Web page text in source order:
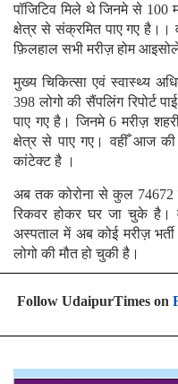
पॉजिटिव मिले थे जिनमे से 100
क्षेत्र से संक्रमित पाए गए है।।
फ़िलहाल सभी मरीज़ होम
मुख्य चिकित्सा एवं स्वास्थ्य
398 लोगो की सैंपलिंग रिपोर्ट
पाए गए है। जिनमे 6 मरीज़
क्षेत्र से पाए गए। वहीँ आज
कांटेक्ट है ।
अब तक कोरोना से कुल 74672
रिकवर होकर घर जा चुके है।
अस्पताल में अब कोई मरीज़
लोगो की मौत हो चुकी है।
Follow UdaipurTimes on